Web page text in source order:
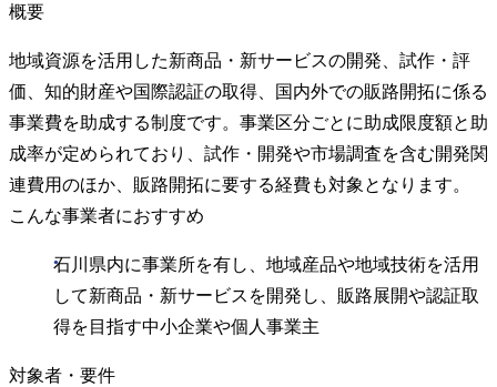
概要
地域資源を活用した新商品・新サービスの開発、試作・評
価、知的財産や国際認証の取得、国内外での販路開拓に係る
事業費を助成する制度です。事業区分ごとに助成限度額と助
成率が定められており、試作・開発や市場調査を含む開発関
連費用のほか、販路開拓に要する経費も対象となります。
こんな事業者におすすめ
石川県内に事業所を有し、地域産品や地域技術を活用
して新商品・新サービスを開発し、販路展開や認証取
得を目指す中小企業や個人事業主
対象者・要件